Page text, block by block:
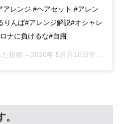
レンジ #ヘアセット #アレン
りんぱ#アレンジ解説#オシャレ
ナに負けるな#自粛
た投稿 – 2020年 5月月10日午前3時30分PDT